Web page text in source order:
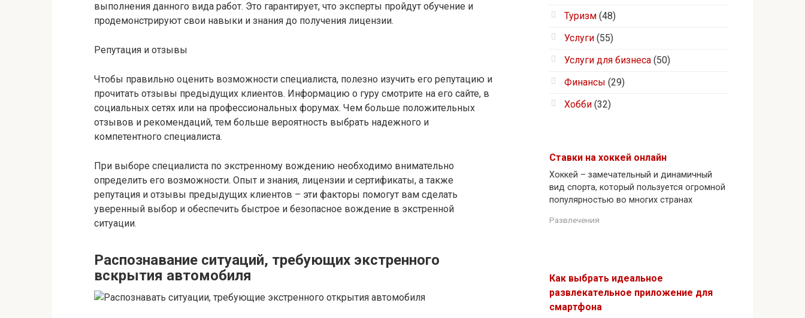
выполнения данного вида работ. Это гарантирует, что эксперты пройдут обучение и
продемонстрируют свои навыки и знания до получения лицензии.
Репутация и отзывы
Чтобы правильно оценить возможности специалиста, полезно изучить его репутацию и
прочитать отзывы предыдущих клиентов. Информацию о гуру смотрите на его сайте, в
социальных сетях или на профессиональных форумах. Чем больше положительных
отзывов и рекомендаций, тем больше вероятность выбрать надежного и
компетентного специалиста.
При выборе специалиста по экстренному вождению необходимо внимательно
определить его возможности. Опыт и знания, лицензии и сертификаты, а также
репутация и отзывы предыдущих клиентов – эти факторы помогут вам сделать
уверенный выбор и обеспечить быстрое и безопасное вождение в экстренной
ситуации.
Распознавание ситуаций, требующих экстренного
вскрытия автомобиля
Туризм (48)
Услуги (55)
Услуги для бизнеса (50)
Финансы (29)
Хобби (32)
Ставки на хоккей онлайн
Хоккей – замечательный и динамичный
вид спорта, который пользуется огромной
популярностью во многих странах
Развлечения
Как выбрать идеальное
развлекательное приложение для
смартфона